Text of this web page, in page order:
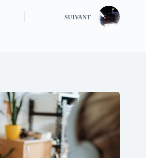
SUIVANT